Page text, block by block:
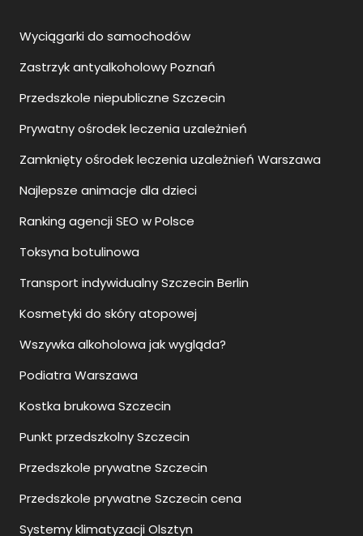
Wyciągarki do samochodów
Zastrzyk antyalkoholowy Poznań
Przedszkole niepubliczne Szczecin
Prywatny ośrodek leczenia uzależnień
Zamknięty ośrodek leczenia uzależnień Warszawa
Najlepsze animacje dla dzieci
Ranking agencji SEO w Polsce
Toksyna botulinowa
Transport indywidualny Szczecin Berlin
Kosmetyki do skóry atopowej
Wszywka alkoholowa jak wygląda?
Podiatra Warszawa
Kostka brukowa Szczecin
Punkt przedszkolny Szczecin
Przedszkole prywatne Szczecin
Przedszkole prywatne Szczecin cena
Systemy klimatyzacji Olsztyn